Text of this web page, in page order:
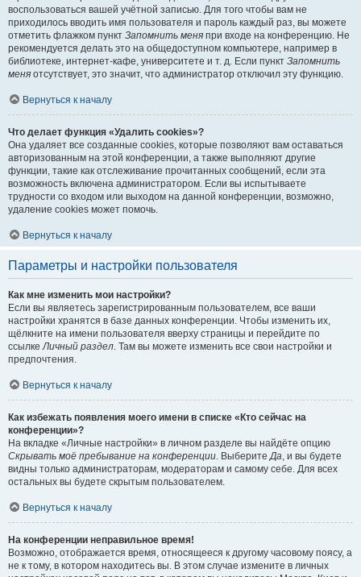
воспользоваться вашей учётной записью. Для того чтобы вам не
приходилось вводить имя пользователя и пароль каждый раз, вы можете
отметить флажком пункт Запомнить меня при входе на конференцию. Не
рекомендуется делать это на общедоступном компьютере, например в
библиотеке, интернет-кафе, университете и т. д. Если пункт Запомнить
меня отсутствует, это значит, что администратор отключил эту функцию.
Вернуться к началу
Что делает функция «Удалить cookies»?
Она удаляет все созданные cookies, которые позволяют вам оставаться
авторизованным на этой конференции, а также выполняют другие
функции, такие как отслеживание прочитанных сообщений, если эта
возможность включена администратором. Если вы испытываете
трудности со входом или выходом на данной конференции, возможно,
удаление cookies может помочь.
Вернуться к началу
Параметры и настройки пользователя
Как мне изменить мои настройки?
Если вы являетесь зарегистрированным пользователем, все ваши
настройки хранятся в базе данных конференции. Чтобы изменить их,
щёлкните на имени пользователя вверху страницы и перейдите по
ссылкеЛичный раздел. Там вы можете изменить все свои настройки и
предпочтения.
Вернуться к началу
Как избежать появления моего имени в списке «Кто сейчас на
конференции»?
На вкладке «Личные настройки» в личном разделе вы найдёте опцию
Скрывать моё пребывание на конференции. ВыберитеДа, и вы будете
видны только администраторам, модераторам и самому себе. Для всех
остальных вы будете скрытым пользователем.
Вернуться к началу
На конференции неправильное время!
Возможно, отображается время, относящееся к другому часовому поясу, а
не к тому, в котором находитесь вы. В этом случае измените в личных